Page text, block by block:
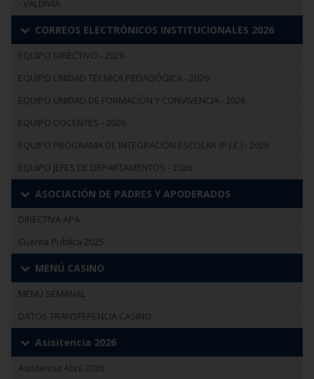
- VALDIVIA
CORREOS ELECTRÓNICOS INSTITUCIONALES 2026
EQUIPO DIRECTIVO - 2026
EQUIPO UNIDAD TÉCNICA PEDAGÓGICA - 2026
EQUIPO UNIDAD DE FORMACIÓN Y CONVIVENCIA - 2026
EQUIPO DOCENTES - 2026
EQUIPO PROGRAMA DE INTEGRACIÓN ESCOLAR (P.I.E.) - 2026
EQUIPO JEFES DE DEPARTAMENTOS - 2026
ASOCIACIÓN DE PADRES Y APODERADOS
DIRECTIVA APA
Cuenta Publica 2025
MENÚ CASINO
MENÚ SEMANAL
DATOS TRANSFERENCIA CASINO
Asisitencia 2026
Asistencia Abril 2026